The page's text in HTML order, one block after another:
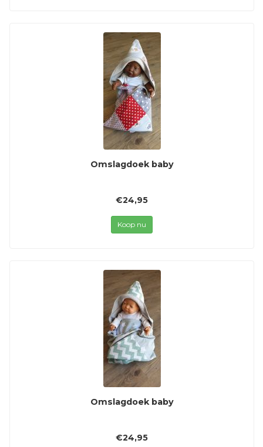
Omslagdoek baby
€24,95
Koop nu
Omslagdoek baby
€24,95